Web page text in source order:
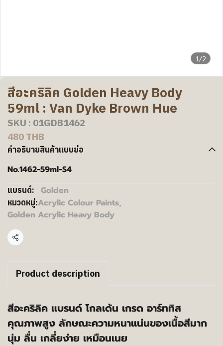
1/2
สีอะคริลิค Golden Heavy Body
59ml : Van Dyke Brown Hue
SKU : 01GDB1462
480 THB
คำอธิบายสินค้าแบบย่อ
No.1462-59ml-S4
แบรนด์: Golden
หมวดหมู่:Acrylic Colour Paints,
Golden Acrylic Heavy Body
แชร์
Product description
สีอะคริลิค แบรนด์ โกลเด้น เกรด อาร์ททิส
คุณภาพสูง ลักษณะความหนาแน่นของเนื้อสีมาก
นุ่ม ลื่น เกลี่ยง่าย เหมือนเนย